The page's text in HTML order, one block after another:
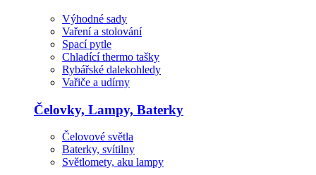
Výhodné sady
Vaření a stolování
Spací pytle
Chladící thermo tašky
Rybářské dalekohledy
Vařiče a udírny
Čelovky, Lampy, Baterky
Čelovové světla
Baterky, svítilny
Světlomety, aku lampy